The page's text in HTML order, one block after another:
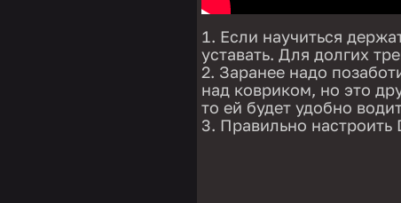
Если научиться
уставать. Для долгих
Заранее надо
над ковриком, но это
то ей будет удобно
Правильно